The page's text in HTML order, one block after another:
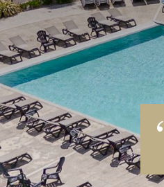
Business Village by Sandaya